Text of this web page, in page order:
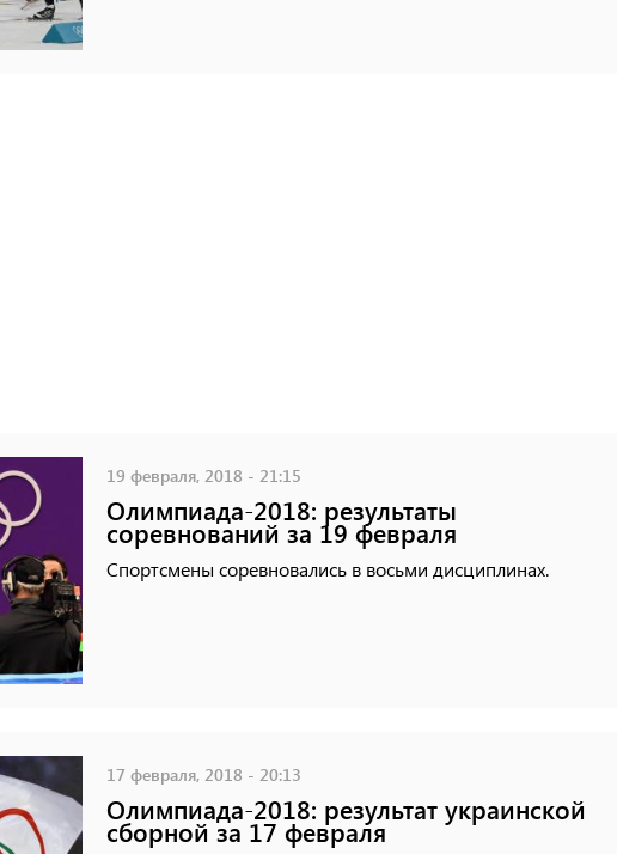
19 февраля, 2018 - 21:15
Олимпиада-2018: результаты
соревнований за 19 февраля
Спортсмены соревновались в восьми дисциплинах.
17 февраля, 2018 - 20:13
Олимпиада-2018: результат украинской
сборной за 17 февраля